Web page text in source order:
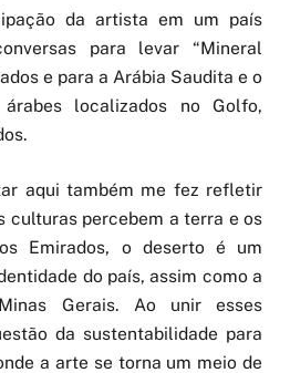
da artista em um país
para levar “Mineral
e para a Arábia Saudita e o
localizados no Golfo,
aqui também me fez refletir
culturas percebem a terra e os
Emirados, o deserto é um
do país, assim como a
Gerais. Ao unir esses
da sustentabilidade para
a arte se torna um meio de